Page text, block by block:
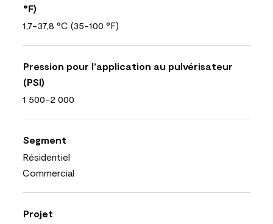
°F)
1,7-37,8 °C (35-100 °F)
Pression pour l’application au pulvérisateur
(PSI)
1 500-2 000
Segment
Résidentiel
Commercial
Projet